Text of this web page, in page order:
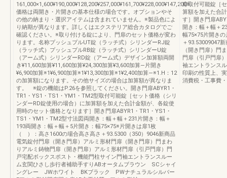
161,000×1,600¥190,000¥128,200¥257,000¥161,700¥228,000¥147,200※
価格は両開き・片開きの基本仕様の場合です。オプションやそ
の他の納まり・選択アイテムは含まれていません。※製品色によ
り納期が異なります。詳しくはエクステリア総合カタログでご
確認ください。※取り付ける錠により、門扉のセット価格が変わ
ります。名称プッシュプルUT錠（ラッチ式）シリンダーRJ錠
（ラッチ式）プッシュプルRB錠（ラッチ式）シリンダーU錠
（アーム式）シリンダーRD錠（アーム式）デザイン加算額両開
き¥11,600加算¥11,600加算¥24,300加算¥3,600加算―片開き
¥6,900加算※1¥6,900加算※1¥13,300加算※1¥2,400加算―※1.H：12
の加算額になります。その他サイズの場合は加算額が異なりま
す。 ※錠の機能はP.26を参照してください。開き門扉ABYR1・
TR1・YS1・TS1・YM1・TM2型取付可能錠［セット価格（シリ
ンダーRD錠使用の場合）に加算額を加えた合計金額が、各錠使
用時のセット価格となります］開き門扉ABYR1・TR1・YS1・
TS1・YM1・TM2型寸法図両開き：幅＋幅＋231片開き：幅＋
193両開き：幅＋幅＋5片開き：幅75×75※片開きは扉1枚
（ ）：高さ1600の場合高さ高さ＋93.5300（350）9046新商品
電気錠付門扉（開き門扉）アルミ形材門扉（開き門扉）門まわ
りアルミ鋳物門扉（開き門扉）アルミ形材門扉（引戸門扉）門
戸宅配ボックスポスト・機能門柱サイン門袖エントランスルー
ム玄関ひさし歩行者補助手すりABオータムブラウン SCシャイ
ングレー JWホワイト BKブラック PWナチュラルシルバー
扉取付可能錠［
算額を加えた合
す］開き門扉
開き：幅＋幅＋
幅75×75片開き
＋93.53009047
（開き門扉）門
門扉（引戸門扉
袖エントランス
印刷の性質上、
消費税・工事費